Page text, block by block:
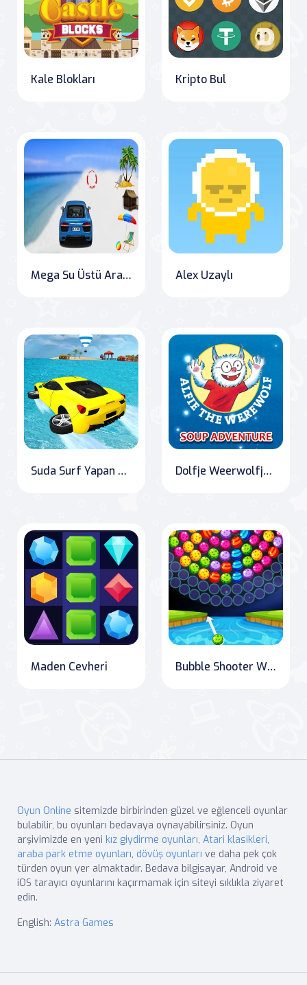
Kale Blokları Kripto Bul
Mega Su Üstü Araba Yarış Oyunu 3D Alex Uzaylı
Suda Surf Yapan Araba Oyunu Dolfje Weerwolfje Çorba Macerası
Maden Cevheri Bubble Shooter Wheel
Oyun Online sitemizde birbirinden güzel ve eğlenceli oyunlar
bulabilir, bu oyunları bedavaya oynayabilirsiniz. Oyun
arşivimizde en yeni kız giydirme oyunları, Atari klasikleri,
araba park etme oyunları, dövüş oyunları ve daha pek çok
türden oyun yer almaktadır. Bedava bilgisayar, Android ve
iOS tarayıcı oyunlarını kaçırmamak için siteyi sıklıkla ziyaret
edin.
English: Astra Games